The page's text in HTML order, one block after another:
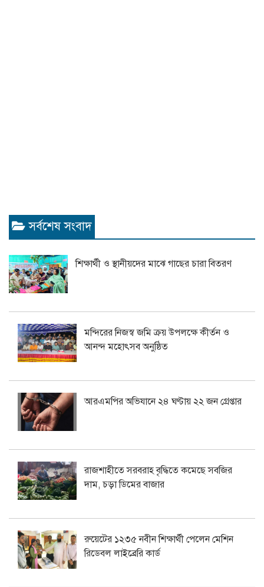
সর্বশেষ সংবাদ
শিক্ষার্থী ও স্থানীয়দের মাঝে গাছের চারা বিতরণ
মন্দিরের নিজস্ব জমি ক্রয় উপলক্ষে কীর্তন ও
আনন্দ মহোৎসব অনুষ্ঠিত
আরএমপির অভিযানে ২৪ ঘণ্টায় ২২ জন গ্রেপ্তার
রাজশাহীতে সরবরাহ বৃদ্ধিতে কমেছে সবজির
দাম, চড়া ডিমের বাজার
রুয়েটের ১২৩৫ নবীন শিক্ষার্থী পেলেন মেশিন
রিডেবল লাইব্রেরি কার্ড